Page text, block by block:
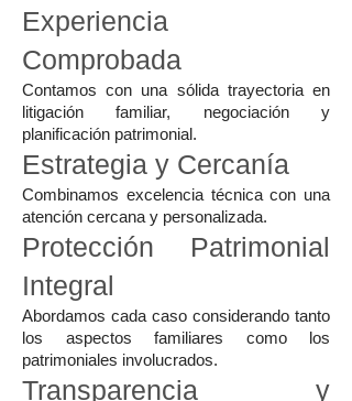
Experiencia
Comprobada
Contamos con una sólida trayectoria en
litigación familiar, negociación y
planificación patrimonial.
Estrategia y Cercanía
Combinamos excelencia técnica con una
atención cercana y personalizada.
Protección Patrimonial
Integral
Abordamos cada caso considerando tanto
los aspectos familiares como los
patrimoniales involucrados.
Transparencia y